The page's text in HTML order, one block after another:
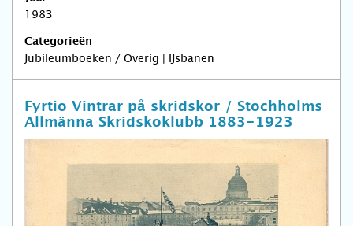
1983
Categorieën
Jubileumboeken / Overig | IJsbanen
Fyrtio Vintrar på skridskor / Stochholms
Allmänna Skridskoklubb 1883-1923